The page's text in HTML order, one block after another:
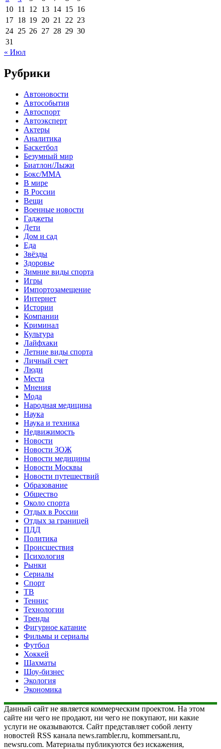
10 11 12 13 14 15 16
17 18 19 20 21 22 23
24 25 26 27 28 29 30
31
« Июл
Рубрики
Автоновости
Автособытия
Автоспорт
Автоэксперт
Актеры
Аналитика
Баскетбол
Безумный мир
Биатлон/Лыжи
Бокс/MMA
В мире
В России
Вещи
Военные новости
Гаджеты
Дети
Дом и сад
Еда
Звёзды
Здоровье
Зимние виды спорта
Игры
Импортозамещение
Интернет
Истории
Компании
Криминал
Культура
Лайфхаки
Летние виды спорта
Личный счет
Люди
Места
Мнения
Мода
Народная медицина
Наука
Наука и техника
Недвижимость
Новости
Новости ЗОЖ
Новости медицины
Новости Москвы
Новости путешествий
Образование
Общество
Около спорта
Отдых в России
Отдых за границей
ПДД
Политика
Происшествия
Психология
Рынки
Сериалы
Спорт
ТВ
Теннис
Технологии
Тренды
Фигурное катание
Фильмы и сериалы
Футбол
Хоккей
Шахматы
Шоу-бизнес
Экология
Экономика
Данный сайт не является коммерческим проектом. На этом
сайте ни чего не продают, ни чего не покупают, ни какие
услуги не оказываются. Сайт представляет собой ленту
новостей RSS канала news.rambler.ru, kommersant.ru,
newsru.com. Материалы публикуются без искажения,